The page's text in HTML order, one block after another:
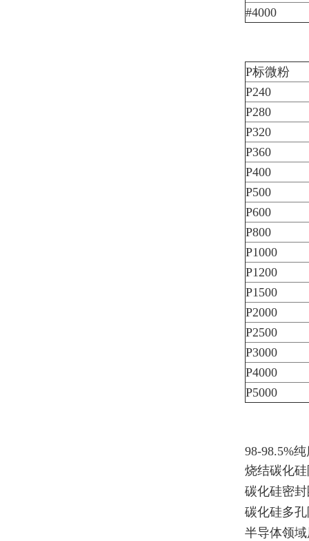
#4000
P标微粉
P240
P280
P320
P360
P400
P500
P600
P800
P1000
P1200
P1500
P2000
P2500
P3000
P4000
P5000
98-98.5%
烧结碳化
碳化硅密
碳化硅多
半导体领